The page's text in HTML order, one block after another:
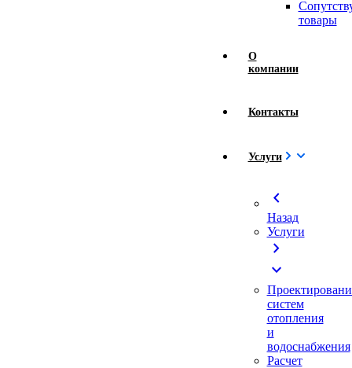
товары
О
компании
Контакты
Услуги
chevron_left
Назад
Услуги
chevron_right
expand_more
систем
отопления
и
водоснабжения
Расчет